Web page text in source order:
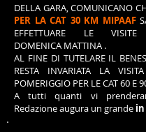
DELLA GARA, COMUNICANO
PER LA CAT 30 KM MIPAAF
EFFETTUARE LE VISITE
DOMENICA MATTINA .
AL FINE DI TUTELARE IL
RESTA INVARIATA LA
POMERIGGIO PER LE CAT 60 E
A tutti quanti vi
Redazione augura un grande